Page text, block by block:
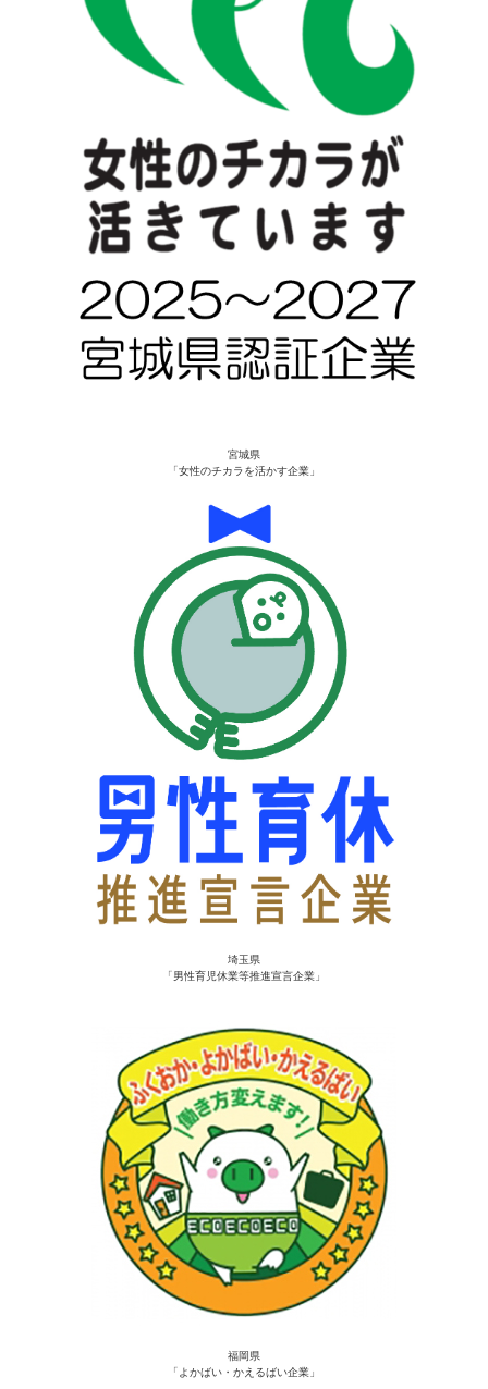
宮城県
「女性のチカラを活かす企業」
埼玉県
「男性育児休業等推進宣言企業」
福岡県
「よかばい・かえるばい企業」